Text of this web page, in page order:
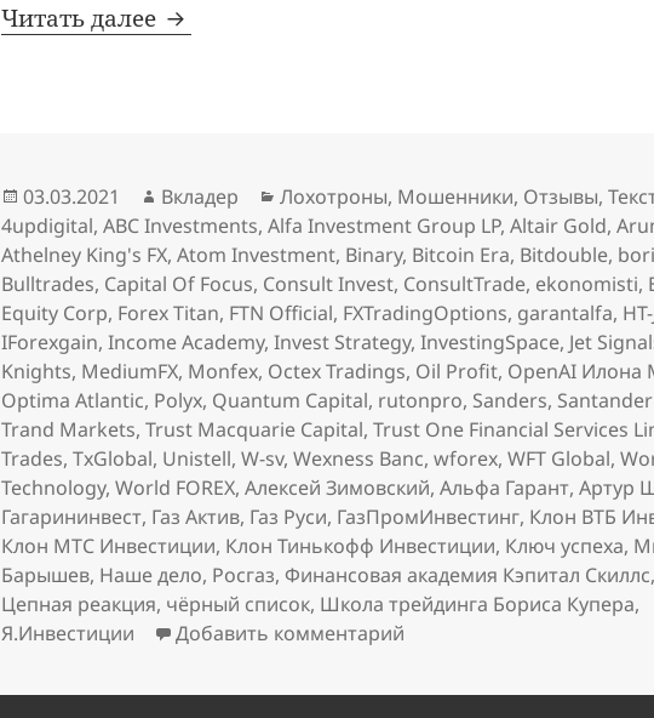
Читать далее Февральские добавления в чёрный
Опубликовано
03.03.2021 Автор
Вкладер Рубрики
Лохотроны, Мошенники, Отзывы,
4updigital,ABC Investments,Alfa Investment Group LP,Altair Gold,
Athelney King's FX,Atom Investment, Binary, Bitcoin Era, Bitdouble,
Bulltrades, Capital Of Focus, Consult Invest, ConsultTrade, ekonomisti,
Equity Corp, Forex Titan, FTN Official, FXTradingOptions, garantalfa,
IForexgain,Income Academy,Invest Strategy,InvestingSpace, Jet
Knights, MediumFX, Monfex, Octex Tradings, Oil Profit, OpenAI Илона
Optima Atlantic, Polyx, Quantum Capital, rutonpro, Sanders,
Trand Markets,Trust Macquarie Capital,Trust One Financial Services
Trades,TxGlobal, Unistell,W-sv,Wexness Banc,wforex,WFT Global,
Technology,World FOREX,Алексей Зимовский,Альфа Гарант,Артур
Гагарининвест, Газ Актив, Газ Руси, ГазПромИнвестинг, Клон ВТБ
Клон МТС Инвестиции, Клон Тинькофф Инвестиции, Ключ успеха,
Барышев, Наше дело, Росгаз, Финансовая академия Кэпитал Скиллс
Цепная реакция, чёрный список, Школа трейдинга Бориса Купера,
Я.Инвестиции
Добавить комментарий